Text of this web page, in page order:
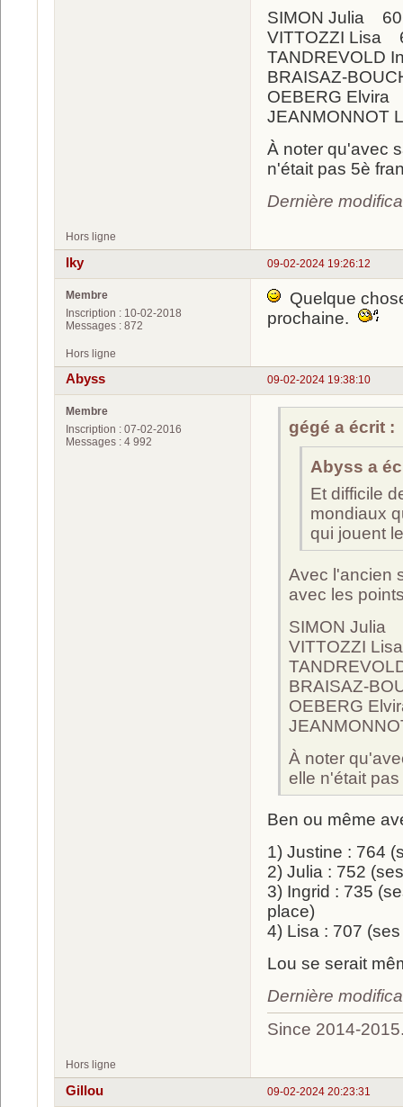
SIMON Julia
VITTOZZI Lisa
TANDREVOLD
BRAISAZ-
OEBERG
À noter qu'avec
n'était pas 5è
Dernière
Hors ligne
09-02-2024 19:26:12
Iky
Membre
Inscription : 10-02-2018
Messages : 872
Quelque
prochaine.
Hors ligne
09-02-2024 19:38:10
Abyss
Membre
Inscription : 07-02-2016
Messages : 4 992
gégé a écrit :
Abyss a
Et difficile
mondiaux
qui jouent
Avec l'ancien
avec les
SIMON Julia
VITTOZZI
BRAISAZ-
OEBERG
À noter
elle n'était
Ben ou même
1) Justine : 764
2) Julia : 752
3) Ingrid : 735
place)
4) Lisa : 707
Lou se serait
Dernière
Since 2014-
Hors ligne
09-02-2024 20:23:31
Gillou